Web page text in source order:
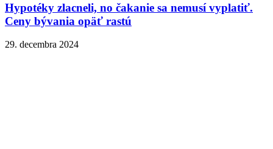
Hypotéky zlacneli, no čakanie sa nemusí vyplatiť.
Ceny bývania opäť rastú
29. decembra 2024